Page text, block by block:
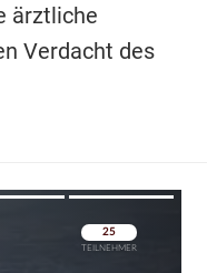
ärztliche
Verdacht des
Überspringen